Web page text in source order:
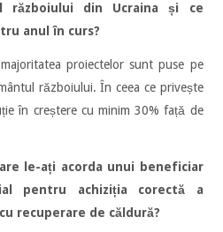
războiului din Ucraina și ce
anul în curs?
proiectelor sunt puse pe
războiului. În ceea ce privește
în creștere cu minim 30% față de
le-ați acorda unui beneficiar
pentru achiziția corectă a
recuperare de căldură?